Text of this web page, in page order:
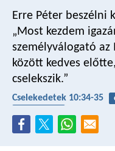
Erre Péter beszélni
„Most kezdem
személyválogató
között kedves
cselekszik.”
Cselekedetek 10:34-35